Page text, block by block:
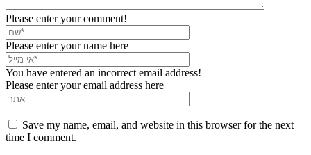
Please enter your comment!
Please enter your name here
You have entered an incorrect email address!
Please enter your email address here
Save my name, email, and website in this browser for the next
time I comment.